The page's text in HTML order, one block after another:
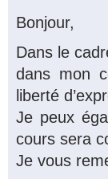
Bonjour,
Dans le
dans mon
liberté
Je peux
cours sera
Je vous